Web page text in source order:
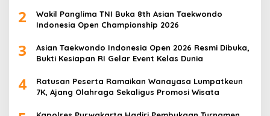
2
Wakil Panglima TNI Buka 8th Asian Taekwondo
Indonesia Open Championship 2026
3
Asian Taekwondo Indonesia Open 2026 Resmi Dibuka,
Bukti Kesiapan RI Gelar Event Kelas Dunia
4
Ratusan Peserta Ramaikan Wanayasa Lumpatkeun
7K, Ajang Olahraga Sekaligus Promosi Wisata